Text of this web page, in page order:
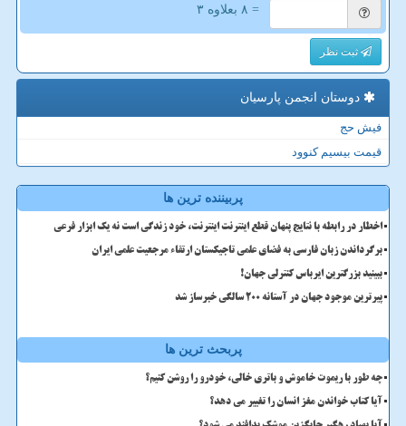
= ۸ بعلاوه ۳
ثبت نظر
دوستان انجمن پارسیان
فیش حج
قیمت بیسیم کنوود
پربیننده ترین ها
اخطار در رابطه با نتایج پنهان قطع اینترنت اینترنت، خود زندگی است نه یک ابزار فرعی
برگرداندن زبان فارسی به فضای علمی تاجیکستان ارتقاء مرجعیت علمی ایران
ببینید بزرگترین ایرباس کنترلی جهان!
پیرترین موجود جهان در آستانه ۲۰۰ سالگی خبرساز شد
پربحث ترین ها
چه طور با ریموت خاموش و باتری خالی، خودرو را روشن کنیم؟
آیا کتاب خواندن مغز انسان را تغییر می دهد؟